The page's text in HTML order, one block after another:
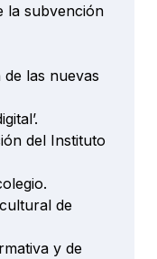
la subvención
las nuevas
del Instituto
de
y de